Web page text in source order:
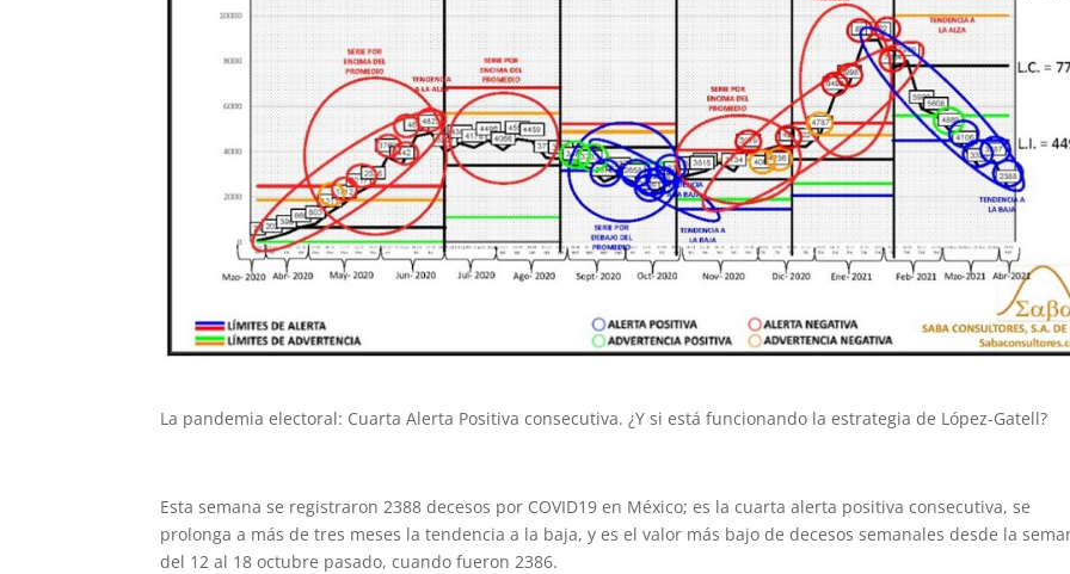
La pandemia electoral: Cuarta Alerta Positiva consecutiva. ¿Y si está funcionando la estrategia de López-Gatell?
Esta semana se registraron 2388 decesos por COVID19 en México; es la cuarta alerta positiva consecutiva, se
prolonga a más de tres meses la tendencia a la baja, y es el valor más bajo de decesos semanales desde la
del 12 al 18 octubre pasado, cuando fueron 2386.